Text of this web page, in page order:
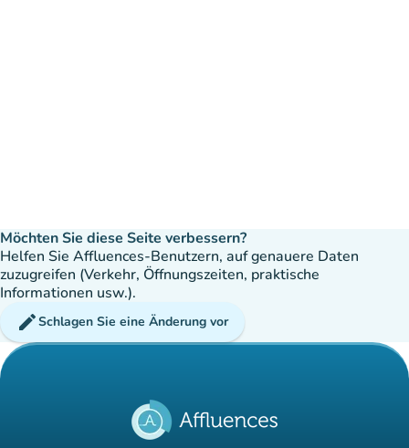
Möchten Sie diese Seite verbessern?
Helfen Sie Affluences-Benutzern, auf genauere Daten
zuzugreifen (Verkehr, Öffnungszeiten, praktische
Informationen usw.).
editSchlagen Sie eine Änderung vor